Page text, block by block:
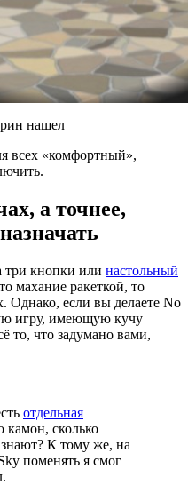
нашел
всех «комфортный»,
а точнее,
три кнопки или настольный
махание ракеткой, то
Однако, если вы делаете No
игру, имеющую кучу
то, что задумано вами,
отдельная
камон, сколько
К тому же, на
поменять я смог